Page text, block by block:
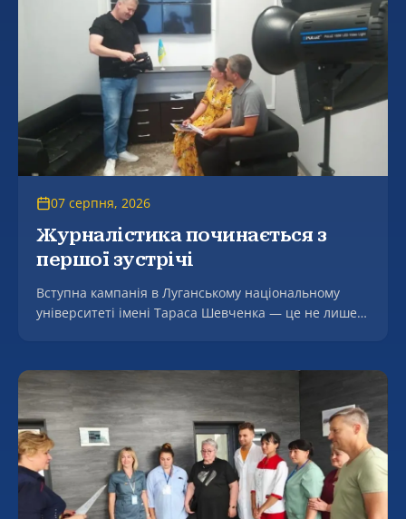
в селі Мгар на мальовничому березі річки Сула.
07 серпня, 2026
Журналістика починається з
першої зустрічі
Вступна кампанія в Луганському національному
університеті імені Тараса Шевченка — це не лише
можливостями навчання.